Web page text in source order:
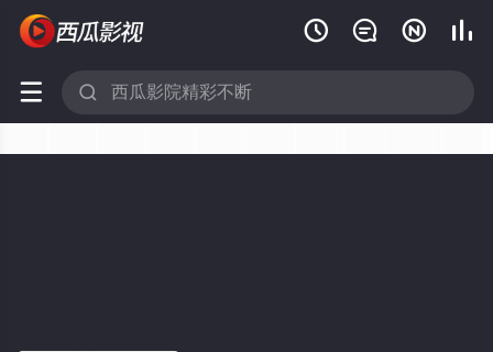
   
 